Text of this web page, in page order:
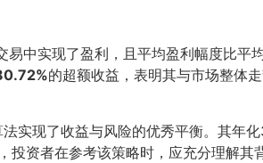
中实现了盈利，且平均盈利幅度比平
的超额收益，表明其与市场整体
实现了收益与风险的优秀平衡。其年
资者在参考该策略时，应充分理解